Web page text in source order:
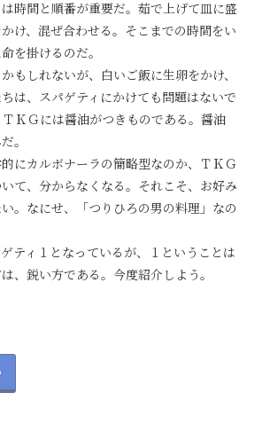
時間と順番が重要だ。茹で上げて皿に盛
け、混ぜ合わせる。そこまでの時間をい
を掛けるのだ。
もしれないが、白いご飯に生卵をかけ、
は、スパゲティにかけても問題はないで
ＫＧには醤油がつきものである。醤油
。
にカルボナーラの簡略型なのか、ＴＫＧ
て、分からなくなる。それこそ、お好み
。なにせ、「つりひろの男の料理」なの
ティ１となっているが、１ということは
、鋭い方である。今度紹介しよう。